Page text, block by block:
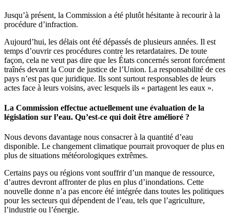
Jusqu’à présent, la Commission a été plutôt hésitante à recourir à la
procédure d’infraction.
Aujourd’hui, les délais ont été dépassés de plusieurs années. Il est
temps d’ouvrir ces procédures contre les retardataires. De toute
façon, cela ne veut pas dire que les États concernés seront forcément
traînés devant la Cour de justice de l’Union. La responsabilité de ces
pays n’est pas que juridique. Ils sont surtout responsables de leurs
actes face à leurs voisins, avec lesquels ils « partagent les eaux ».
La Commission effectue actuellement une évaluation de la
législation sur l’eau. Qu’est-ce qui doit être amélioré ?
Nous devons davantage nous consacrer à la quantité d’eau
disponible. Le changement climatique pourrait provoquer de plus en
plus de situations météorologiques extrêmes.
Certains pays ou régions vont souffrir d’un manque de ressource,
d’autres devront affronter de plus en plus d’inondations. Cette
nouvelle donne n’a pas encore été intégrée dans toutes les politiques
pour les secteurs qui dépendent de l’eau, tels que l’agriculture,
l’industrie ou l’énergie.